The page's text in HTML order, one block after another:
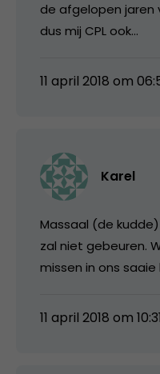
de afgelopen jaren
dus mij CPL ook…
11 april 2018 om
Karel
Massaal (de
zal niet gebeuren.
missen in ons saaie
11 april 2018 om 10:31